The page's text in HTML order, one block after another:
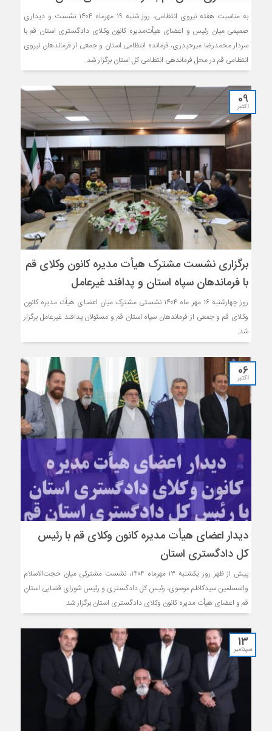
به مناسبت هفته نیروی انتظامی، روز شنبه ۱۹ مهرماه ۱۴۰۴ نشست و دیداری
صمیمی میان رئیس و اعضای هیأت‌مدیره کانون وکلای دادگستری استان قم با
سردار محمدرضا میرحیدری، فرمانده انتظامی استان و جمعی از فرماندهان نیروی
انتظامی قم در محل فرماندهی انتظامی کل استان برگزار شد.
09
اکتبر
برگزاری نشست مشترک هیأت مدیره کانون وکلای قم
با فرماندهان سپاه استان و پدافند غیرعامل
روز چهارشنبه ۱۶ مهر ماه ۱۴۰۴ نشستی مشترک میان اعضای هیأت مدیره کانون
وکلای قم و جمعی از فرماندهان سپاه استان قم و مسئولان پدافند غیرعامل برگزار
شد.
06
اکتبر
دیدار اعضای هیأت مدیره کانون وکلای قم با رئیس
کل دادگستری استان
پیش از ظهر روز یکشنبه ۱۳ مهرماه ۱۴۰۴، نشست مشترکی میان حجت‌الاسلام
والمسلمین سیدکاظم موسوی، رئیس کل دادگستری و رئیس شورای قضایی استان
قم و اعضای هیأت مدیره کانون وکلای دادگستری استان برگزار شد.
13
سپتامبر